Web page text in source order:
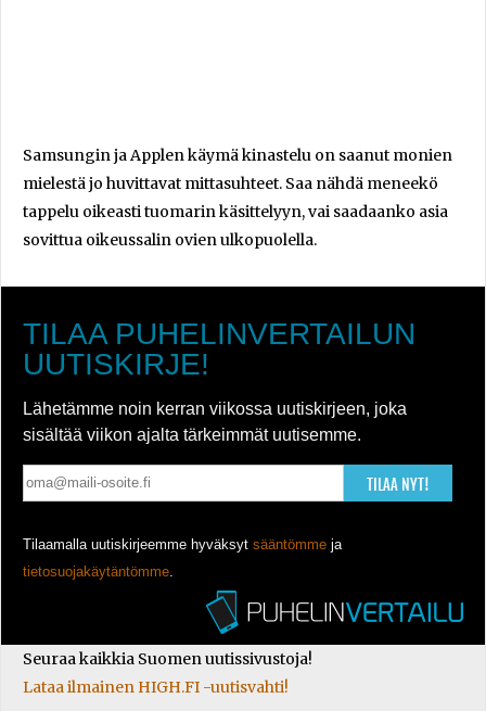
Samsungin ja Applen käymä kinastelu on saanut monien
mielestä jo huvittavat mittasuhteet. Saa nähdä meneekö
tappelu oikeasti tuomarin käsittelyyn, vai saadaanko asia
sovittua oikeussalin ovien ulkopuolella.
TILAA PUHELINVERTAILUN
UUTISKIRJE!
Lähetämme noin kerran viikossa uutiskirjeen, joka
sisältää viikon ajalta tärkeimmät uutisemme.
TILAA NYT!
Tilaamalla uutiskirjeemme hyväksyt sääntömme ja
tietosuojakäytäntömme
Seuraa kaikkia Suomen uutissivustoja!
Lataa ilmainen HIGH.FI -uutisvahti!